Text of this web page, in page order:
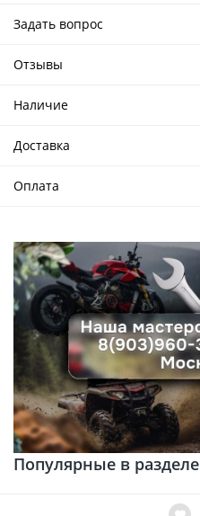
Задать вопрос
Отзывы
Наличие
Доставка
Оплата
Популярные в разделе